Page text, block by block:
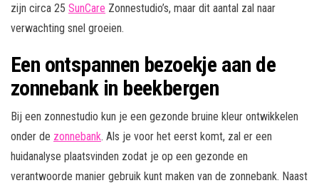
zijn circa 25 SunCare Zonnestudio’s, maar dit aantal zal naar
verwachting snel groeien.
Een ontspannen bezoekje aan de
zonnebank in beekbergen
Bij een zonnestudio kun je een gezonde bruine kleur ontwikkelen
onder de zonnebank. Als je voor het eerst komt, zal er een
huidanalyse plaatsvinden zodat je op een gezonde en
verantwoorde manier gebruik kunt maken van de zonnebank. Naast